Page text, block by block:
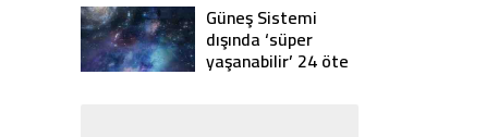
Güneş Sistemi
dışında ‘süper
yaşanabilir’ 24 öte
gezegen keşfedildi